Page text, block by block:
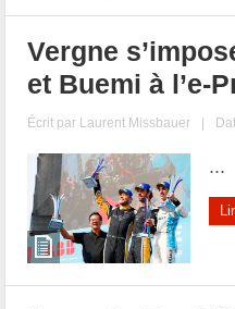
Vergne
et Buemi à l’e-
Écrit par Laurent Missbauer |
...